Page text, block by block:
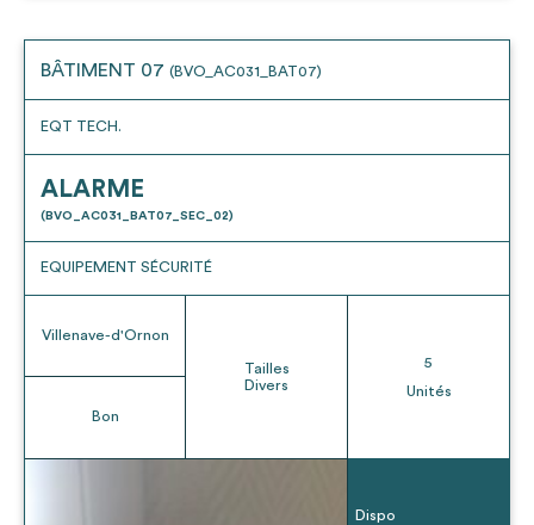
BÂTIMENT 07 (BVO_AC031_BAT07)
EQT TECH.
ALARME
(BVO_AC031_BAT07_SEC_02)
EQUIPEMENT SÉCURITÉ
Villenave-d'Ornon
Bon
Tailles
Divers
5
Unités
Dispo